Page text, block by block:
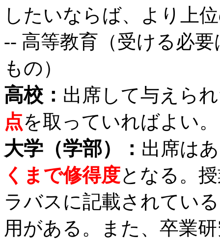
したいならば、より上
-- 高等教育（受ける必
もの）
高校： 出席して与えら
点を取っていればよい。
大学（学部）： 出席は
くまで修得度となる。
ラバスに記載されてい
用がある。また、卒業